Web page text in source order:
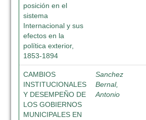
posición en el
sistema
Internacional y sus
efectos en la
política exterior,
1853-1894
CAMBIOS
INSTITUCIONALES
Y DESEMPEÑO DE
LOS GOBIERNOS
MUNICIPALES EN
Sanchez
Bernal,
Antonio